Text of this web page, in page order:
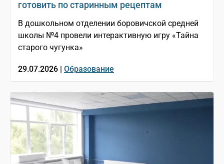
готовить по старинным рецептам
В дошкольном отделении боровичской средней
школы №4 провели интерактивную игру «Тайна
старого чугунка»
29.07.2026 | Образование